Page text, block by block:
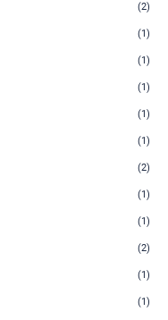
(2)
(1)
(1)
(1)
(1)
(1)
(2)
(1)
(1)
(2)
(1)
(1)